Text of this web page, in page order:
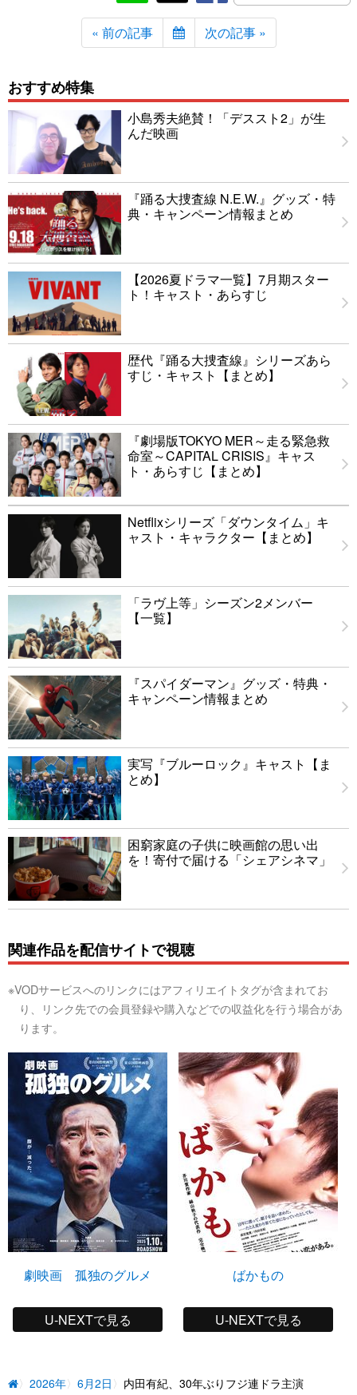
« 前の記事 次の記事 »
おすすめ特集
小島秀夫絶賛！「デススト2」が生
んだ映画
『踊る大捜査線 N.E.W.』グッズ・特
典・キャンペーン情報まとめ
【2026夏ドラマ一覧】7月期スター
ト！キャスト・あらすじ
歴代『踊る大捜査線』シリーズあら
すじ・キャスト【まとめ】
『劇場版TOKYO MER～走る緊急救
命室～CAPITAL CRISIS』キャス
ト・あらすじ【まとめ】
Netflixシリーズ「ダウンタイム」キ
ャスト・キャラクター【まとめ】
「ラヴ上等」シーズン2メンバー
【一覧】
『スパイダーマン』グッズ・特典・
キャンペーン情報まとめ
実写『ブルーロック』キャスト【ま
とめ】
困窮家庭の子供に映画館の思い出
を！寄付で届ける「シェアシネマ」
関連作品を配信サイトで視聴
※VODサービスへのリンクにはアフィリエイトタグが含まれてお
り、リンク先での会員登録や購入などでの収益化を行う場合があ
ります。
劇映画 孤独のグルメ
U-NEXTで見る
ばかもの
U-NEXTで見る
2026年 6月2日 内田有紀、30年ぶりフジ連ドラ主演